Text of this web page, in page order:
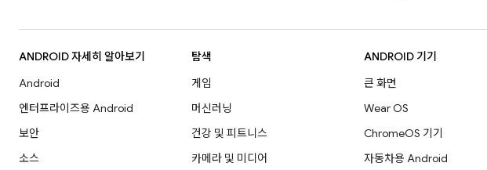
ANDROID 자세히 알아보기
Android
엔터프라이즈용 Android
보안
소스
탐색
게임
머신러닝
건강 및 피트니스
카메라 및 미디어
ANDROID 기기
큰 화면
Wear OS
ChromeOS 기기
자동차용 Android